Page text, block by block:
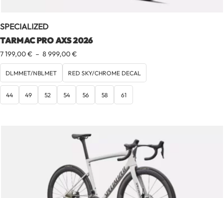
SPECIALIZED
TARMAC PRO AXS 2026
7 199,00€ – 8 999,00€
de
prix :
7
199,00 €
à
DLMMET/NBLMET RED SKY/CHROME DECAL
44 49 52 54 56 58 61